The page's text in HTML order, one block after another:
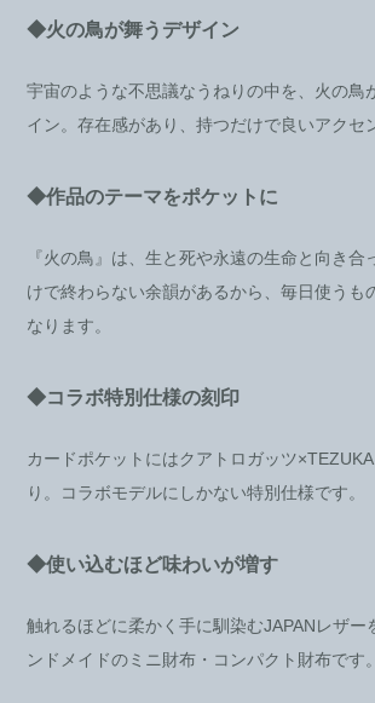
◆火の鳥が舞うデザイン
宇宙のような不思議なうねりの中を、火の鳥
イン。存在感があり、持つだけで良いアクセ
◆作品のテーマをポケットに
『火の鳥』は、生と死や永遠の生命と向き合
けで終わらない余韻があるから、毎日使うも
なります。
◆コラボ特別仕様の刻印
カードポケットにはクアトロガッツ
り。コラボモデルにしかない特別仕様です。
◆使い込むほど味わいが増す
触れるほどに柔かく手に馴染むJAPANレザー
ンドメイドのミニ財布・コンパクト財布です。